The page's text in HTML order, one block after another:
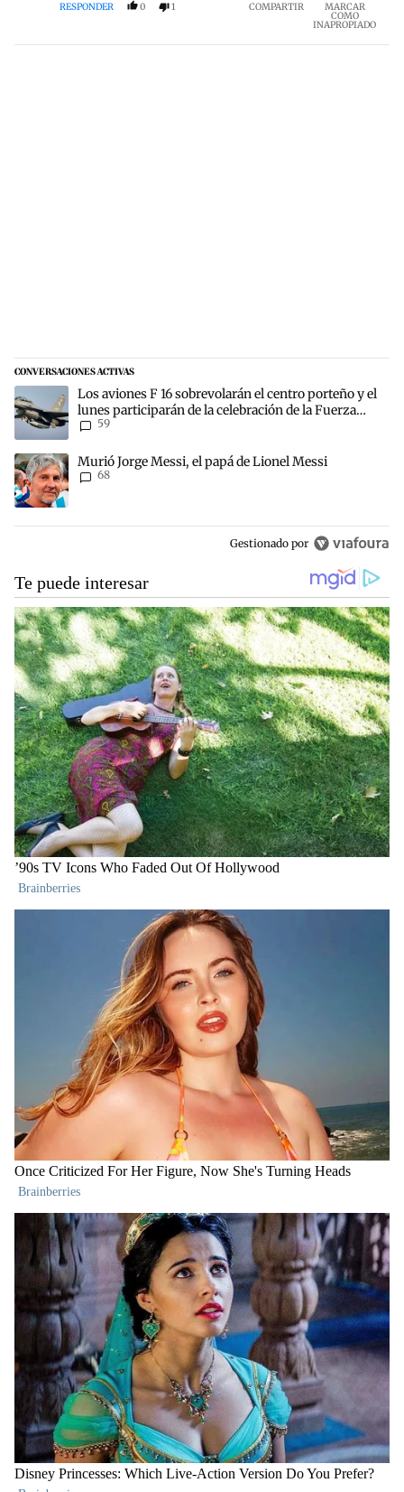
RESPONDER 0 1 COMPARTIR MARCAR
COMO
INAPROPIADO
CONVERSACIONES ACTIVAS
Este listado muestra los artículos con más comentarios en los
Un artículo de tendencia con el título "Los aviones F 16
Los aviones F 16 sobrevolarán el centro porteño y el
lunes participarán de la celebración de la Fuerza
Aérea
59
Un artículo de tendencia con el título "Murió Jorge Messi, el papá
Murió Jorge Messi, el papá de Lionel Messi
68
Gestionado por